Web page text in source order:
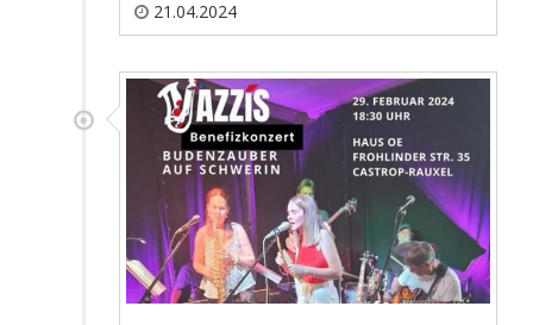
21.04.2024